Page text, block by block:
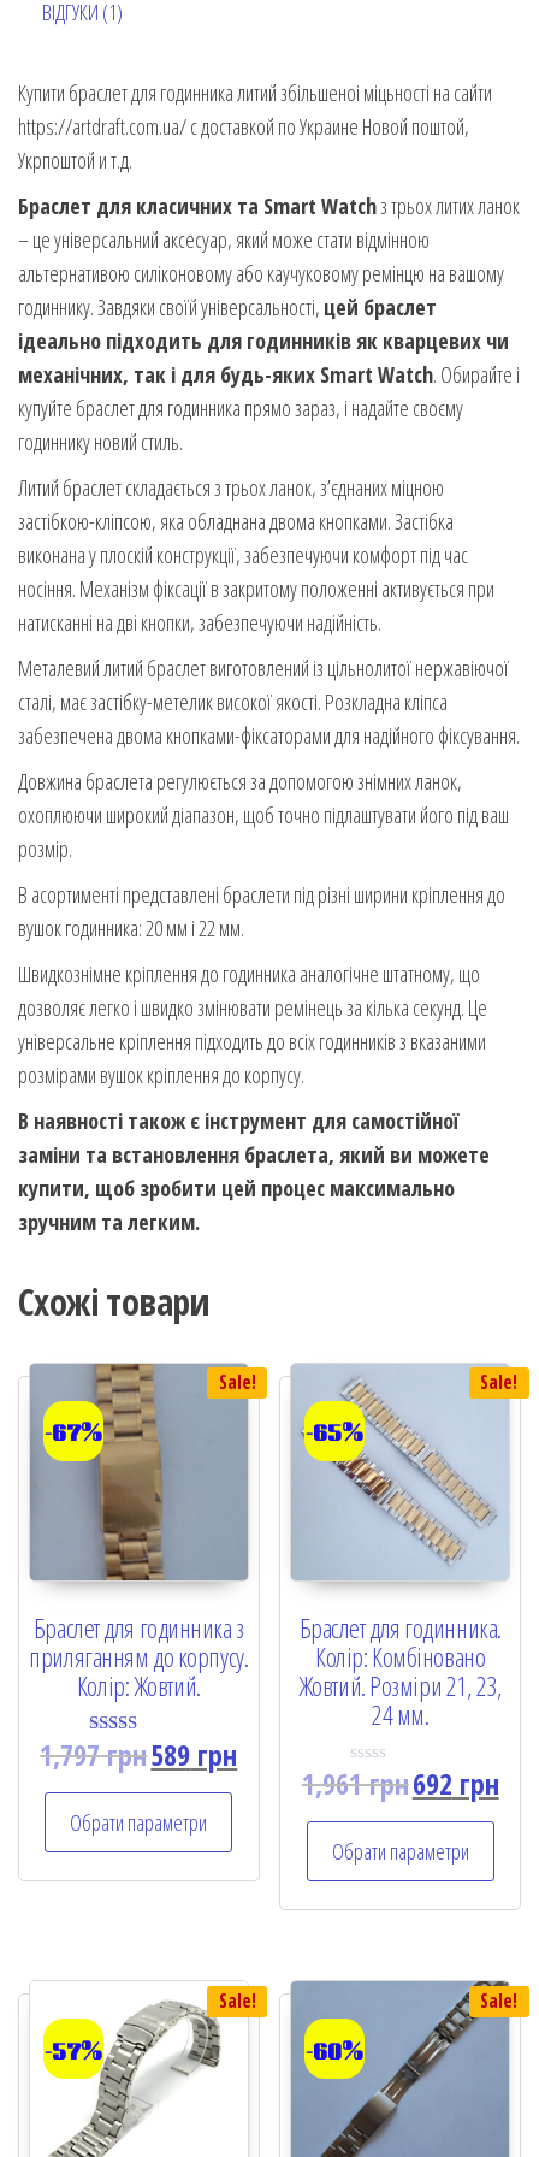
ВІДГУКИ (1)
Купити браслет для годинника литий збільшеноі міцьності на сайти
https://artdraft.com.ua/ с доставкой по Украине Новой поштой,
Укрпоштой и т.д.
Браслет для класичних та Smart Watchз трьох литих ланок
– це універсальний аксесуар, який може стати відмінною
альтернативою силіконовому або каучуковому ремінцю на вашому
годиннику. Завдяки своїй універсальності, цей браслет
ідеально підходить для годинників як кварцевих чи
механічних, так і для будь-яких Smart Watch. Обирайте і
купуйте браслет для годинника прямо зараз, і надайте своєму
годиннику новий стиль.
Литий браслет складається з трьох ланок, з’єднаних міцною
застібкою-кліпсою, яка обладнана двома кнопками. Застібка
виконана у плоскій конструкції, забезпечуючи комфорт під час
носіння. Механізм фіксації в закритому положенні активується при
натисканні на дві кнопки, забезпечуючи надійність.
Металевий литий браслет виготовлений із цільнолитої нержавіючої
сталі, має застібку-метелик високої якості. Розкладна кліпса
забезпечена двома кнопками-фіксаторами для надійного фіксування.
Довжина браслета регулюється за допомогою знімних ланок,
охоплюючи широкий діапазон, щоб точно підлаштувати його під ваш
розмір.
В асортименті представлені браслети під різні ширини кріплення до
вушок годинника: 20 мм і 22 мм.
Швидкознімне кріплення до годинника аналогічне штатному, що
дозволяє легко і швидко змінювати ремінець за кілька секунд. Це
універсальне кріплення підходить до всіх годинників з вказаними
розмірами вушок кріплення до корпусу.
В наявності також є інструмент для самостійної
заміни та встановлення браслета, який ви можете
купити, щоб зробити цей процес максимально
зручним та легким.
Схожі товари
Sale!
-67%
Браслет для годинника з
приляганням до корпусу.
Колір: Жовтий.
Rated
5.00
1,797грн589 грн
Обрати параметри
Sale!
-65%
Браслет для годинника.
Колір: Комбіновано
Жовтий. Розміри 21, 23,
24 мм.
R
a
d
0
o
u
5
1,961грн692 грн
Обрати параметри
Sale!
-57%
Sale!
-60%